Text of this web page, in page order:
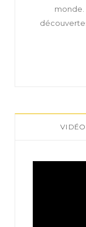
monde.